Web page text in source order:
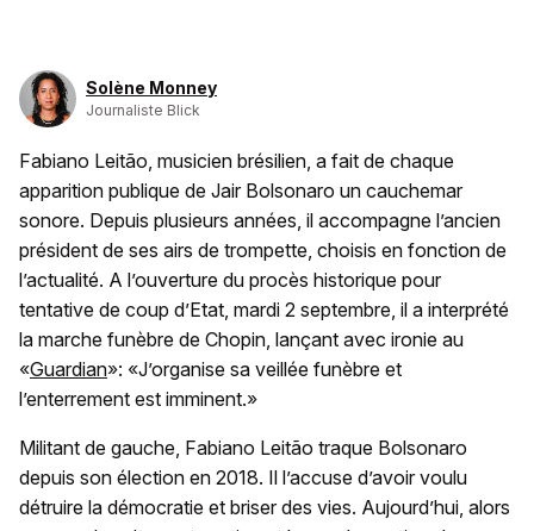
Solène Monney
Journaliste Blick
Fabiano Leitão, musicien brésilien, a fait de chaque
apparition publique de Jair Bolsonaro un cauchemar
sonore. Depuis plusieurs années, il accompagne l’ancien
président de ses airs de trompette, choisis en fonction de
l’actualité. A l’ouverture du procès historique pour
tentative de coup d’Etat, mardi 2 septembre, il a interprété
la marche funèbre de Chopin, lançant avec ironie au
«Guardian»: «J’organise sa veillée funèbre et
l’enterrement est imminent.»
Militant de gauche, Fabiano Leitão traque Bolsonaro
depuis son élection en 2018. Il l’accuse d’avoir voulu
détruire la démocratie et briser des vies. Aujourd’hui, alors